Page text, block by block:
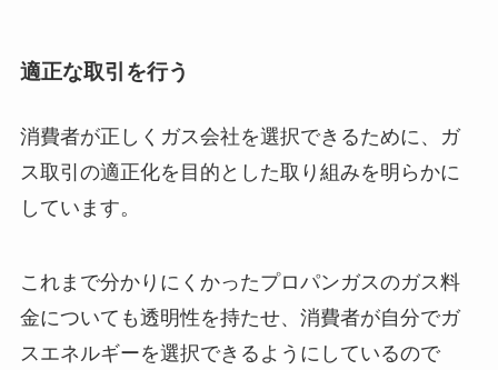
適正な取引を行う
消費者が正しくガス会社を選択できるために、ガ
ス取引の適正化を目的とした取り組みを明らかに
しています。
これまで分かりにくかったプロパンガスのガス料
金についても透明性を持たせ、消費者が自分でガ
スエネルギーを選択できるようにしているので